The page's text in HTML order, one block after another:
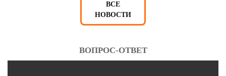
ВСЕ
НОВОСТИ
ВОПРОС-ОТВЕТ